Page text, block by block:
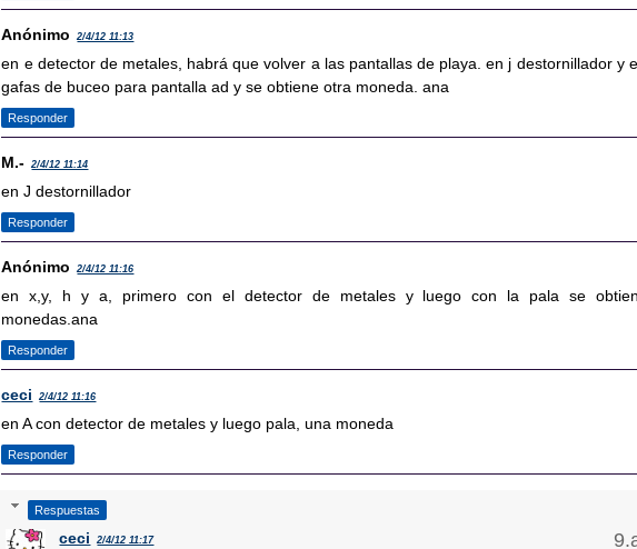
Anónimo 2/4/12 11:13
en e detector de metales, habrá que volver a las pantallas de playa. en j destornillador y
gafas de buceo para pantalla ad y se obtiene otra moneda. ana
Responder
M.- 2/4/12 11:14
en J destornillador
Responder
Anónimo 2/4/12 11:16
en x,y, h y a, primero con el detector de metales y luego con la pala se
monedas.ana
Responder
ceci 2/4/12 11:16
en A con detector de metales y luego pala, una moneda
Responder
Respuestas
ceci 2/4/12 11:17